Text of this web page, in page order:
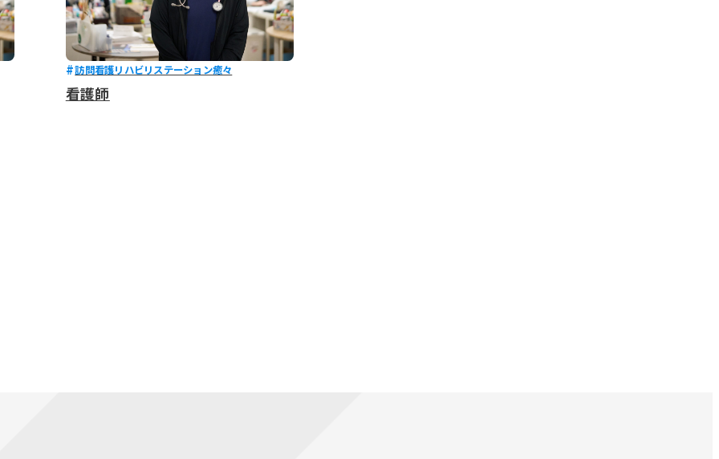
訪問看護リハビリステーション癒々
看護師